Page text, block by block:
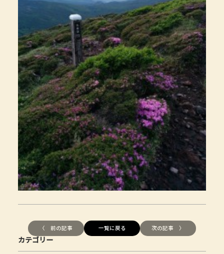
〈 前の記事 一覧に戻る 次の記事 〉
カテゴリー